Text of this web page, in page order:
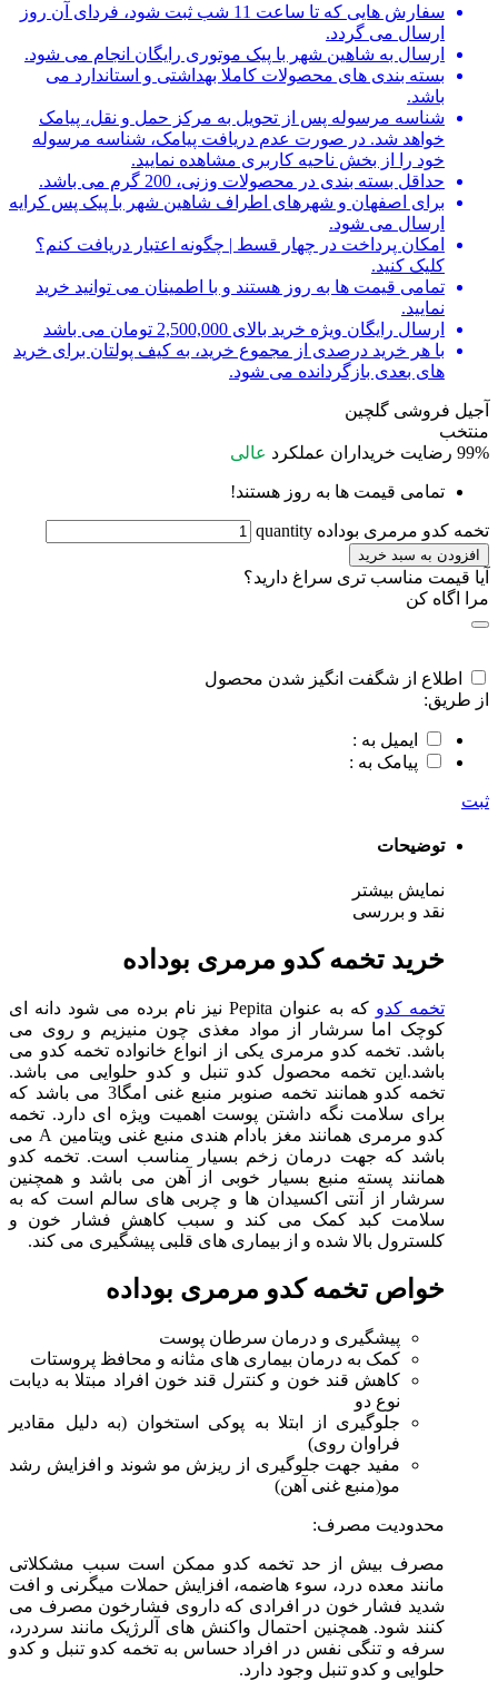
سفارش هایی که تا ساعت 11 شب ثبت شود، فردای آن روز
ارسال می گردد.
ارسال به شاهین شهر با پیک موتوری رایگان انجام می شود.
بسته بندی های محصولات کاملا بهداشتی و استاندارد می
باشد.
شناسه مرسوله پس از تحویل به مرکز حمل و نقل، پیامک
خواهد شد. در صورت عدم دریافت پیامک، شناسه مرسوله
خود را از بخش ناحیه کاربری مشاهده نمایید.
حداقل بسته بندی در محصولات وزنی، 200 گرم می باشد.
برای اصفهان و شهرهای اطراف شاهین شهر با پیک پس کرایه
ارسال می شود.
امکان پرداخت در چهار قسط | چگونه اعتبار دریافت کنم؟
کلیک کنید.
تمامی قیمت ها به روز هستند و با اطمینان می توانید خرید
نمایید.
ارسال رایگان ویژه خرید بالای 2,500,000 تومان می باشد
با هر خرید درصدی از مجموع خرید، به کیف پولتان برای خرید
های بعدی بازگردانده می شود.
آجیل فروشی گلچین
منتخب
99% رضایت خریداران عملکرد عالی
تمامی قیمت ها به روز هستند!
تخمه کدو مرمری بوداده quantity
افزودن به سبد خرید
آیا قیمت مناسب تری سراغ دارید؟
مرا اگاه کن
اطلاع از شگفت انگیز شدن محصول
از طریق:
ایمیل به :
پیامک به :
ثبت
توضیحات
نمایش بیشتر
نقد و بررسی
خرید تخمه کدو مرمری بوداده
تخمه کدو
که به عنوان Pepita نیز نام برده می شود دانه ای
کوچک اما سرشار از مواد مغذی چون منیزیم و روی می
باشد. تخمه کدو مرمری یکی از انواع خانواده تخمه کدو می
باشد.این تخمه محصول کدو تنبل و کدو حلوایی می باشد.
تخمه کدو همانند تخمه صنوبر منبع غنی امگا3 می باشد که
برای سلامت نگه داشتن پوست اهمیت ویژه ای دارد. تخمه
کدو مرمری همانند مغز بادام هندی منبع غنی ویتامین A می
باشد که جهت درمان زخم بسیار مناسب است. تخمه کدو
همانند پسته منبع بسیار خوبی از آهن می باشد و همچنین
سرشار از آنتی اکسیدان ها و چربی های سالم است که به
سلامت کبد کمک می کند و سبب کاهش فشار خون و
کلسترول بالا شده و از بیماری های قلبی پیشگیری می کند.
خواص تخمه کدو مرمری بوداده
پیشگیری و درمان سرطان پوست
کمک به درمان بیماری های مثانه و محافظ پروستات
کاهش قند خون و کنترل قند خون افراد مبتلا به دیابت
نوع دو
جلوگیری از ابتلا به پوکی استخوان (به دلیل مقادیر
فراوان روی)
مفید جهت جلوگیری از ریزش مو شوند و افزایش رشد
مو(منبع غنی آهن)
محدودیت مصرف:
مصرف بیش از حد تخمه کدو ممکن است سبب مشکلاتی
مانند معده درد، سوء هاضمه، افزایش حملات میگرنی و افت
شدید فشار خون در افرادی که داروی فشارخون مصرف می
کنند شود. همچنین احتمال واکنش های آلرژیک مانند سردرد،
سرفه و تنگی نفس در افراد حساس به تخمه کدو تنبل و کدو
حلوایی و کدو تنبل وجود دارد.